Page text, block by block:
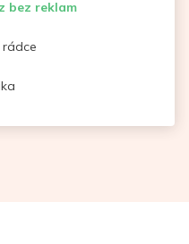
bez reklam